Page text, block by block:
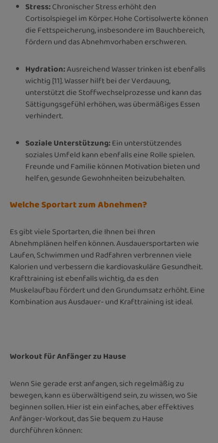
Stress:Chronischer Stress erhöht den
Cortisolspiegel im Körper. Hohe Cortisolwerte können
die Fettspeicherung, insbesondere im Bauchbereich,
fördern und das Abnehmvorhaben erschweren.
Hydration:Ausreichend Wasser trinken ist ebenfalls
wichtig [11]. Wasser hilft bei der Verdauung,
unterstützt die Stoffwechselprozesse und kann das
Sättigungsgefühl erhöhen, was übermäßiges Essen
verhindert.
Soziale Unterstützung:Ein unterstützendes
soziales Umfeld kann ebenfalls eine Rolle spielen.
Freunde und Familie können Motivation bieten und
helfen, gesunde Gewohnheiten beizubehalten.
Welche Sportart zum Abnehmen?
Es gibt viele Sportarten, die Ihnen bei Ihren
Abnehmplänen helfen können. Ausdauersportarten wie
Laufen, Schwimmen und Radfahren verbrennen viele
Kalorien und verbessern die kardiovaskuläre Gesundheit.
Krafttraining ist ebenfalls wichtig, da es den
Muskelaufbau fördert und den Grundumsatz erhöht. Eine
Kombination aus Ausdauer- und Krafttraining ist ideal.
Workout für Anfänger zu Hause
Wenn Sie gerade erst anfangen, sich regelmäßig zu
bewegen, kann es überwältigend sein, zu wissen, wo Sie
beginnen sollen. Hier ist ein einfaches, aber effektives
Anfänger-Workout, das Sie bequem zu Hause
durchführen können: